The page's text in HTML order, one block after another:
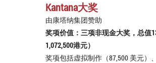
Kantana大奖
由康塔纳集团赞助
奖项价值：三项非现金大奖，总值
1,072,500港元）
奖项包括虚拟制作（87,500 美元）